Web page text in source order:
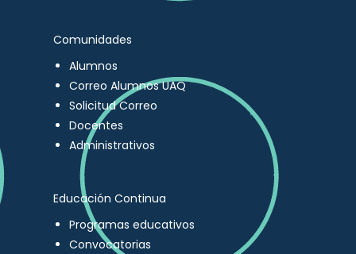
Comunidades
Alumnos
Correo Alumnos UAQ
Solicitud Correo
Docentes
Administrativos
Educación Continua
Programas educativos
Convocatorias